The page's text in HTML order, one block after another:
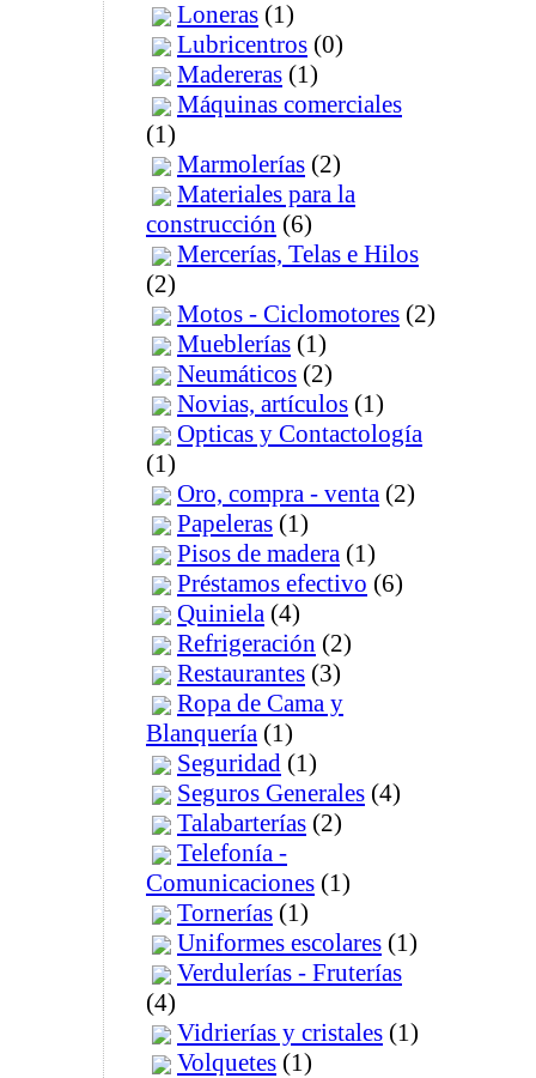
Loneras (1)
Lubricentros (0)
Madereras (1)
Máquinas comerciales
(1)
Marmolerías (2)
Materiales para la
construcción (6)
Mercerías, Telas e Hilos
(2)
Motos - Ciclomotores (2)
Mueblerías (1)
Neumáticos (2)
Novias, artículos (1)
Opticas y Contactología
(1)
Oro, compra - venta (2)
Papeleras (1)
Pisos de madera (1)
Préstamos efectivo (6)
Quiniela (4)
Refrigeración (2)
Restaurantes (3)
Ropa de Cama y
Blanquería (1)
Seguridad (1)
Seguros Generales (4)
Talabarterías (2)
Telefonía -
Comunicaciones (1)
Tornerías (1)
Uniformes escolares (1)
Verdulerías - Fruterías
(4)
Vidrierías y cristales (1)
Volquetes (1)